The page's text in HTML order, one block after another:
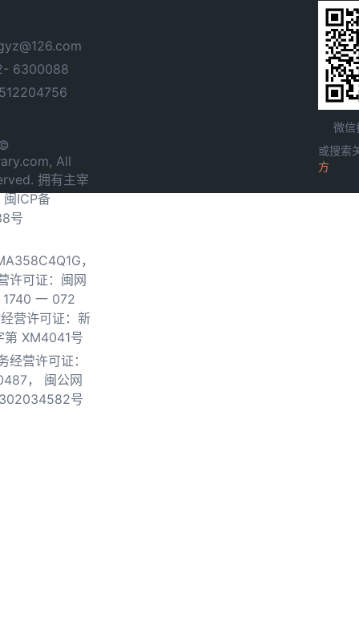
6300088
All
拥有主宰
闽ICP备
号
，
许可证：闽网
一 072
营许可证：新
第 XM4041号
经营许可证：
，
闽公网
号
微信
或搜索
方